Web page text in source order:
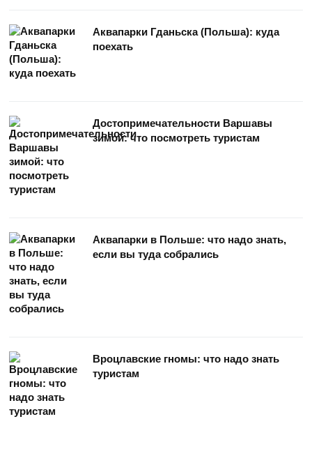
Аквапарки Гданьска (Польша): куда
поехать
Достопримечательности Варшавы
зимой: что посмотреть туристам
Аквапарки в Польше: что надо знать,
если вы туда собрались
Вроцлавские гномы: что надо знать
туристам